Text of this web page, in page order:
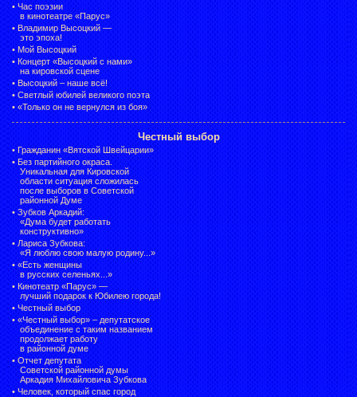
• Час поэзии
в кинотеатре «Парус»
• Владимир Высоцкий —
это эпоха!
• Мой Высоцкий
• Концерт «Высоцкий с нами»
на кировской сцене
• Высоцкий – наше всё!
• Светлый юбилей великого поэта
• «Только он не вернулся из боя»
Честный выбор
• Гражданин «Вятской Швейцарии»
• Без партийного окраса.
Уникальная для Кировской
области ситуация сложилась
после выборов в Советской
районной Думе
• Зубков Аркадий:
«Дума будет работать
конструктивно»
• Лариса Зубкова:
«Я люблю свою малую родину...»
• «Есть женщины
в русских селеньях...»
• Кинотеатр «Парус» —
лучший подарок к Юбилею города!
• Честный выбор
• «Честный выбор» – депутатское
объединение с таким названием
продолжает работу
в районной думе
• Отчет депутата
Советской районной думы
Аркадия Михайловича Зубкова
• Человек, который спас город